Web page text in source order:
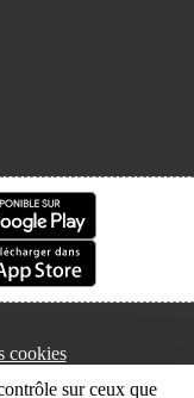
cookies
sur ceux que